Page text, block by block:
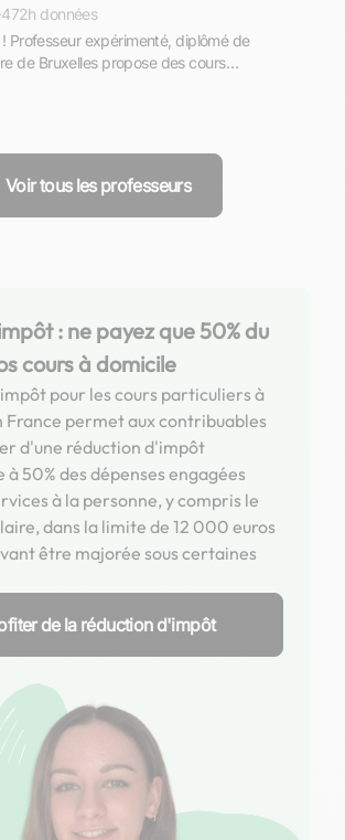
472h données
de Bruxelles propose des cours
PRIMAIRE - COLLEGE - LYCEE -
Komm und lerne mit mir Deutsch
Voir tous les professeurs
: ne payez que 50% du
cours à domicile
pour les cours particuliers à
France permet aux contribuables
d'une réduction d'impôt
50% des dépenses engagées
à la personne, y compris le
dans la limite de 12 000 euros
être majorée sous certaines
de la réduction d'impôt